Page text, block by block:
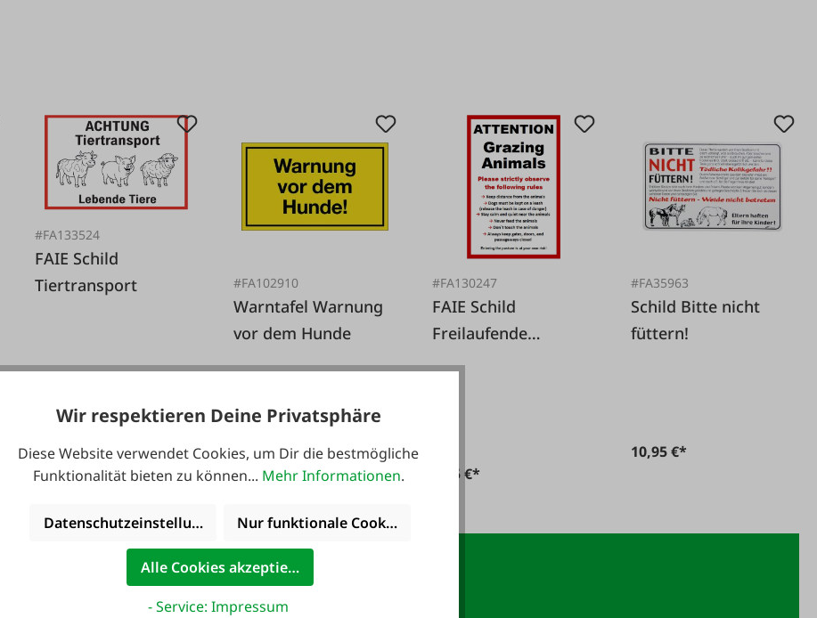
#FA133524
FAIE Schild
Tiertransport
7,61 €*
#FA102910
Warntafel Warnung
vor dem Hunde
3,50 €*
#FA130247
FAIE Schild
Freilaufende
8,05 €*
#FA35963
Schild Bitte nicht
füttern!
10,95 €*
Wir respektieren Deine Privatsphäre
Diese Website verwendet Cookies, um Dir die bestmögliche
Funktionalität bieten zu können... Mehr Informationen.
Datenschutzeinstellungen Nur funktionale Cookies akzeptieren
Alle Cookies akzeptieren
- Service: Impressum